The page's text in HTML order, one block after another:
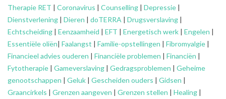
Therapie RET | Coronavirus | Counselling | Depressie |
Dienstverlening | Dieren | doTERRA | Drugsverslaving |
Echtscheiding | Eenzaamheid | EFT | Energetisch werk | Engelen |
Essentiële oliën| Faalangst | Familie-opstellingen | Fibromyalgie |
Financieel advies ouderen | Financiële problemen | Financiën |
Fytotherapie | Gameverslaving | Gedragsproblemen | Geheime
genootschappen | Geluk | Gescheiden ouders | Gidsen |
Graancirkels | Grenzen aangeven | Grenzen stellen | Healing |